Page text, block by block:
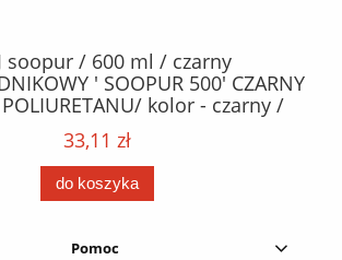
soopur / 600 ml / czarny
' SOOPUR 500' CZARNY
POLIURETANU/ kolor - czarny /
szt. / pistolet do kleju 307730 /
33,11 zł
do koszyka
Pomoc